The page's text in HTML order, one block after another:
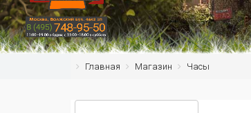
Главная Магазин Часы